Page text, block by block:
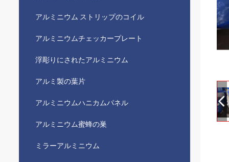
アルミニウム ストリップのコイル
アルミニウムチェッカープレート
浮彫りにされたアルミニウム
アルミ製の葉片
アルミニウムハニカムパネル
アルミニウム蜜蜂の巣
ミラーアルミニウム